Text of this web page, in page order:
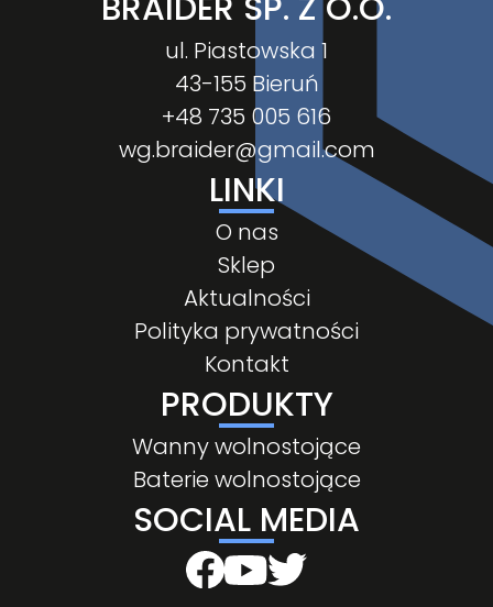
ul. Piastowska 1
43-155 Bieruń
+48 735 005 616
wg.braider@gmail.com
LINKI
O nas
Sklep
Aktualności
Polityka prywatności
Kontakt
PRODUKTY
Wanny wolnostojące
Baterie wolnostojące
SOCIAL MEDIA